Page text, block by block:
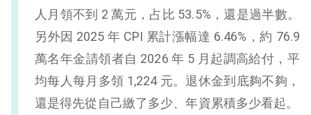
人月領不到 2 萬元，占比 53.5%，還是過半數。
另外因 2025 年 CPI 累計漲幅達 6.46%，約 76.9
萬名年金請領者自 2026 年 5 月起調高給付，平
均每人每月多領 1,224 元。退休金到底夠不夠，
還是得先從自己繳了多少、年資累積多少看起。